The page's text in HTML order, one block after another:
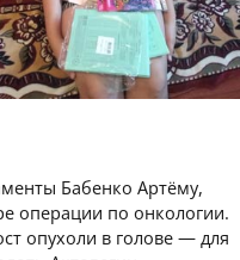
Бабенко Артёму,
операции по онкологии.
опухоли в голове — для